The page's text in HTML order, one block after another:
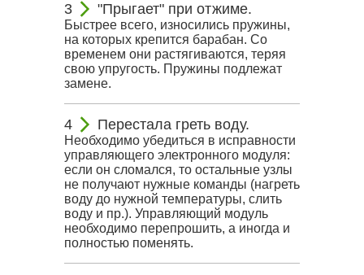
"Прыгает" при отжиме.
Быстрее всего, износились пружины,
на которых крепится барабан. Со
временем они растягиваются, теряя
свою упругость. Пружины подлежат
замене.
Перестала греть воду.
Необходимо убедиться в исправности
управляющего электронного модуля:
если он сломался, то остальные узлы
не получают нужные команды (нагреть
воду до нужной температуры, слить
воду и пр.). Управляющий модуль
необходимо перепрошить, а иногда и
полностью поменять.